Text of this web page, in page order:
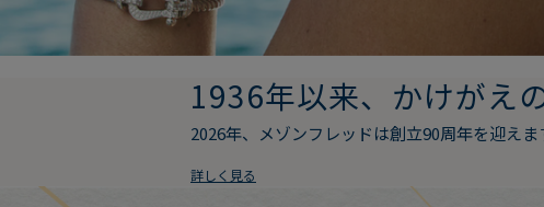
1936年以来、かけがえ
2026年、メゾンフレッドは創立90周年を迎えま
詳しく見る